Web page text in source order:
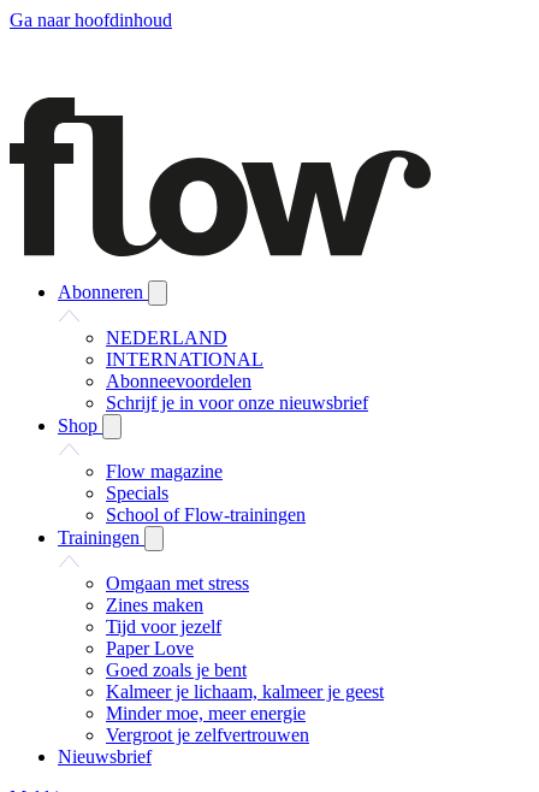
Ga naar hoofdinhoud
Abonneren
NEDERLAND
INTERNATIONAL
Abonneevoordelen
Schrijf je in voor onze nieuwsbrief
Shop
Flow magazine
Specials
School of Flow-trainingen
Trainingen
Omgaan met stress
Zines maken
Tijd voor jezelf
Paper Love
Goed zoals je bent
Kalmeer je lichaam, kalmeer je geest
Minder moe, meer energie
Vergroot je zelfvertrouwen
Nieuwsbrief